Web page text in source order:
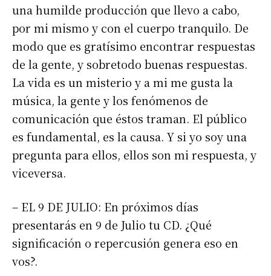
una humilde producción que llevo a cabo,
por mi mismo y con el cuerpo tranquilo. De
modo que es gratísimo encontrar respuestas
de la gente, y sobretodo buenas respuestas.
La vida es un misterio y a mi me gusta la
música, la gente y los fenómenos de
comunicación que éstos traman. El público
es fundamental, es la causa. Y si yo soy una
pregunta para ellos, ellos son mi respuesta, y
viceversa.
– EL 9 DE JULIO: En próximos días
presentarás en 9 de Julio tu CD. ¿Qué
significación o repercusión genera eso en
vos?.